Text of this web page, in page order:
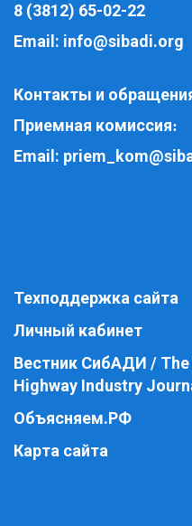
8 (3812) 65-02-22
Email: info@sibadi.org
Контакты и
Приемная комиссия:
Email:
Техподдержка сайта
Личный кабинет
Вестник СибАДИ / The
Highway Industry
Объясняем.РФ
Карта сайта